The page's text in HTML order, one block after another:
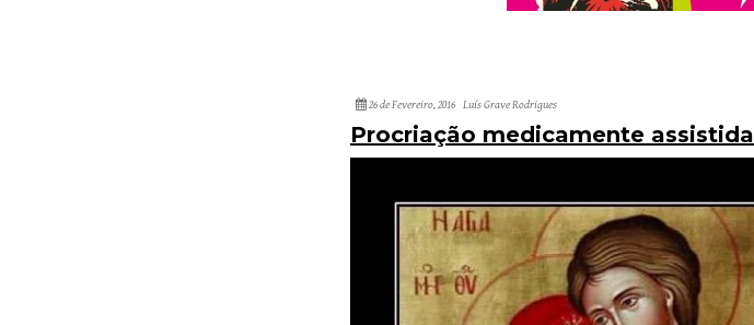
26 de Fevereiro, 2016 Luís Grave Rodrigues
Procriação medicamente assistida